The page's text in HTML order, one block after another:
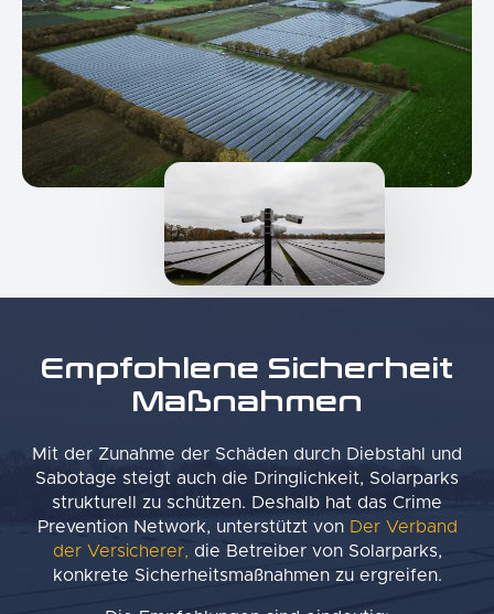
Empfohlene Sicherheit
Maßnahmen
Mit der Zunahme der Schäden durch Diebstahl und
Sabotage steigt auch die Dringlichkeit, Solarparks
strukturell zu schützen. Deshalb hat das Crime
Prevention Network, unterstützt von Der Verband
der Versicherer, die Betreiber von Solarparks,
konkrete Sicherheitsmaßnahmen zu ergreifen.